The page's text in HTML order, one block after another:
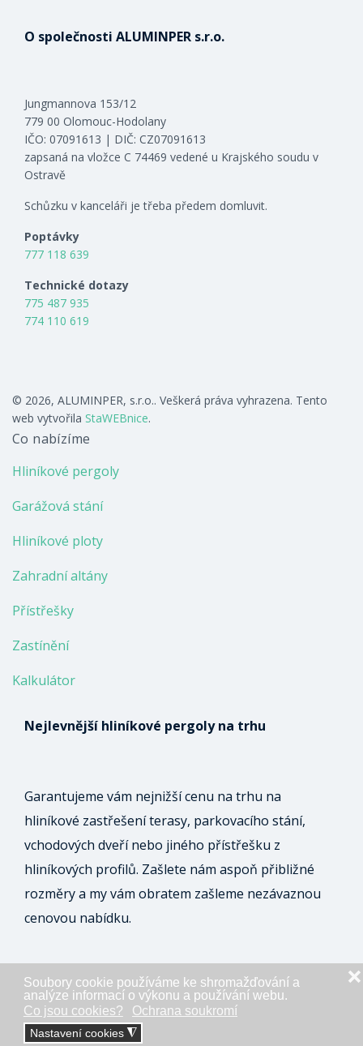
Soubory cookie používáme ke shromažďování a
analýze informací o výkonu a používání webu.
Co jsou cookies?
Ochrana soukromí
Nastavení cookies ◮
❌
O společnosti ALUMINPER s.r.o.
Jungmannova 153/12
779 00 Olomouc-Hodolany
IČO: 07091613 | DIČ: CZ07091613
zapsaná na vložce C 74469 vedené u Krajského soudu v
Ostravě
Schůzku v kanceláři je třeba předem domluvit.
Poptávky
777 118 639
Technické dotazy
775 487 935
774 110 619
© 2026, ALUMINPER, s.r.o.. Veškerá práva vyhrazena. Tento
web vytvořila StaWEBnice.
Co nabízíme
Hliníkové pergoly
Garážová stání
Hliníkové ploty
Zahradní altány
Přístřešky
Zastínění
Kalkulátor
Nejlevnější hliníkové pergoly na trhu
Garantujeme vám nejnižší cenu na trhu na
hliníkové zastřešení terasy, parkovacího stání,
vchodových dveří nebo jiného přístřešku z
hliníkových profilů. Zašlete nám aspoň přibližné
rozměry a my vám obratem zašleme nezávaznou
cenovou nabídku.
ODESLAT NEZÁVAZNOU POPTÁVKU